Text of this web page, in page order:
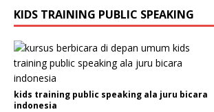
KIDS TRAINING PUBLIC SPEAKING
kids training public speaking ala juru bicara
indonesia